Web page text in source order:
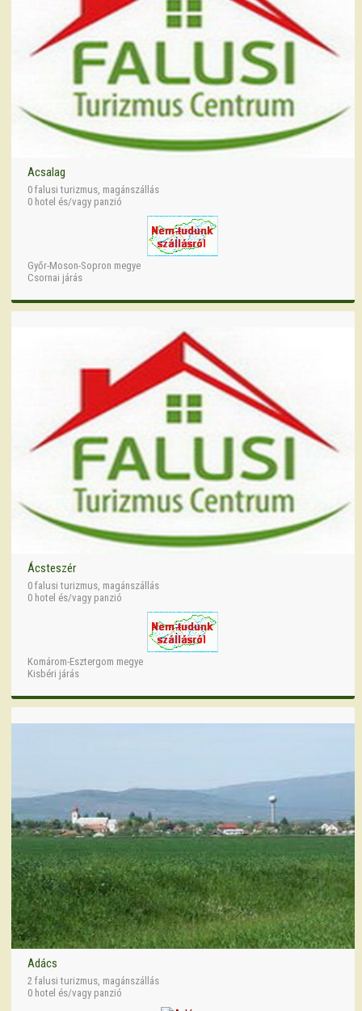
Acsalag
0 falusi turizmus, magánszállás
0 hotel és/vagy panzió
Győr-Moson-Sopron megye
Csornai járás
Ácsteszér
0 falusi turizmus, magánszállás
0 hotel és/vagy panzió
Komárom-Esztergom megye
Kisbéri járás
Adács
2 falusi turizmus, magánszállás
0 hotel és/vagy panzió